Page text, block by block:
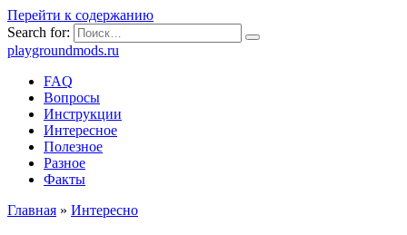
Перейти к содержанию
Search for:
playgroundmods.ru
FAQ
Вопросы
Инструкции
Интересное
Полезное
Разное
Факты
Главная » Интересно